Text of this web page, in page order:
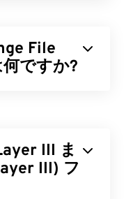
File
ですか?
ォームのユーザ
レスであるた
が失われること
III ま
III) フ